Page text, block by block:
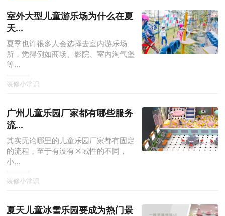
室外大型儿童游乐场为什么在夏
天...
夏季也许很多人会选择去室内游乐场
所，觉得例如商场、影院、室内淘气堡
等...
装修小常识
广州儿童乐园厂家都有哪些服务
流...
其实无论哪里的儿童乐园厂家都有固定
的流程，至于有没有区域性的不同，
小...
装修小常识
夏天儿童冰雪乐园要成为热门景